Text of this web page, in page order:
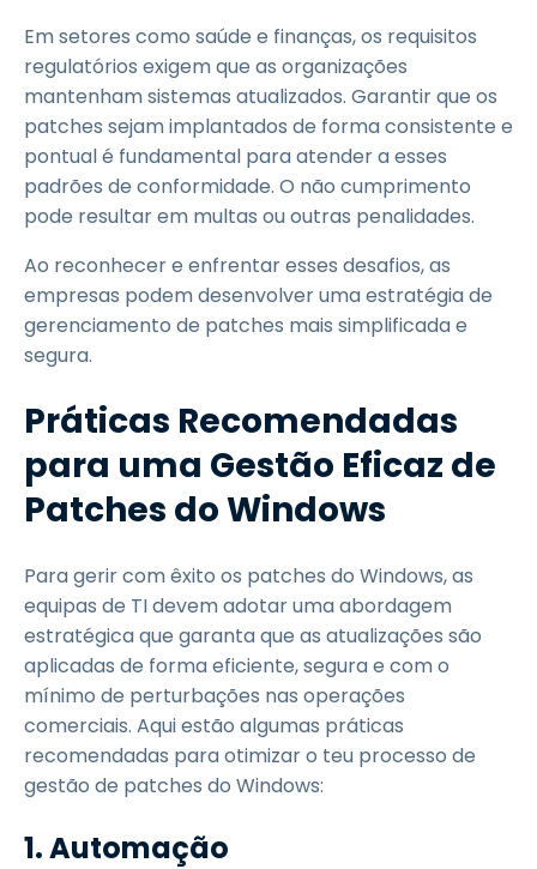
Em setores como saúde e finanças, os requisitos
regulatórios exigem que as organizações
mantenham sistemas atualizados. Garantir que os
patches sejam implantados de forma consistente e
pontual é fundamental para atender a esses
padrões de conformidade. O não cumprimento
pode resultar em multas ou outras penalidades.
Ao reconhecer e enfrentar esses desafios, as
empresas podem desenvolver uma estratégia de
gerenciamento de patches mais simplificada e
segura.
Práticas Recomendadas
para uma Gestão Eficaz de
Patches do Windows
Para gerir com êxito os patches do Windows, as
equipas de TI devem adotar uma abordagem
estratégica que garanta que as atualizações são
aplicadas de forma eficiente, segura e com o
mínimo de perturbações nas operações
comerciais. Aqui estão algumas práticas
recomendadas para otimizar o teu processo de
gestão de patches do Windows:
1. Automação